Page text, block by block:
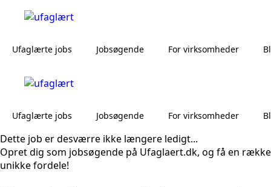
Ufaglærte jobs Jobsøgende For virksomheder
Ufaglærte jobs Jobsøgende For virksomheder
Dette job er desværre ikke længere ledigt...
Opret dig som jobsøgende på Ufaglaert.dk, og få en række
unikke fordele!